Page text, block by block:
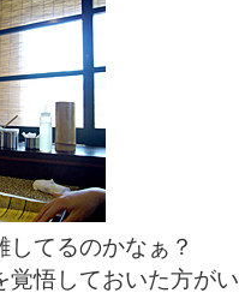
てるのかなぁ？
覚悟しておいた方が